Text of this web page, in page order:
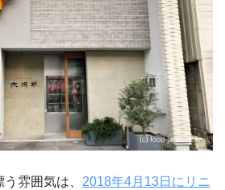
雰囲気は、 2018年4月13日にリニ